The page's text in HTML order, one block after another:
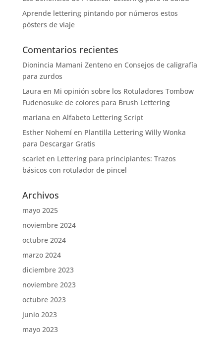
Aprende lettering pintando por números estos
pósters de viaje
Comentarios recientes
Dionincia Mamani Zentenoen Consejos de caligrafía
para zurdos
Laura en Mi opinión sobre los Rotuladores Tombow
Fudenosuke de colores para Brush Lettering
mariana en Alfabeto Lettering Script
Esther Nohemíen Plantilla Lettering Willy Wonka
para Descargar Gratis
scarleten Lettering para principiantes: Trazos
básicos con rotulador de pincel
Archivos
mayo 2025
noviembre 2024
octubre 2024
marzo 2024
diciembre 2023
noviembre 2023
octubre 2023
junio 2023
mayo 2023